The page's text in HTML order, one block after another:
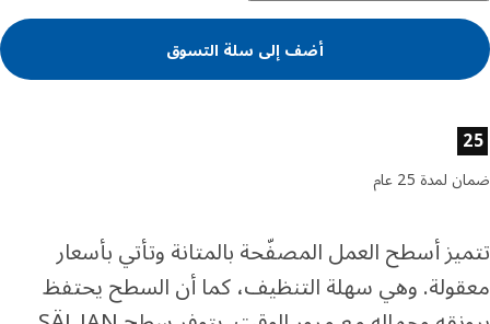
أضف إلى سلة التسوق
المنتج
25 عام
أسطح العمل المصفّحة بالمتانة وتأتي بأسعار
وهي سهلة التنظيف، كما أن السطح يحتفظ